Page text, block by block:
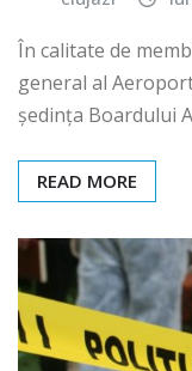
În calitate de
general al
ședința Boardului
READ MORE